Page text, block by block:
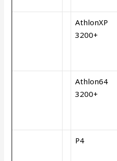
AthlonXP
3200+
Athlon64
3200+
P4